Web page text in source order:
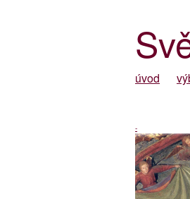
úvod
-